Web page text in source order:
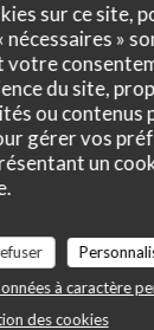
sur ce site,
»
du site,
ou contenus
gérer vos
un
à caractère
des cookies